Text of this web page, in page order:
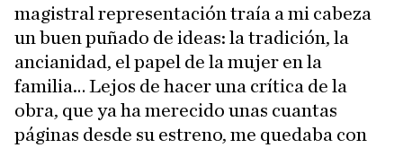
magistral representación traía a mi cabeza
un buen puñado de ideas: la tradición, la
ancianidad, el papel de la mujer en la
familia… Lejos de hacer una crítica de la
obra, que ya ha merecido unas cuantas
páginas desde su estreno, me quedaba con